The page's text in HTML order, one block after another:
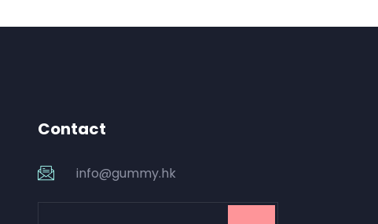
Contact
info@gummy.hk